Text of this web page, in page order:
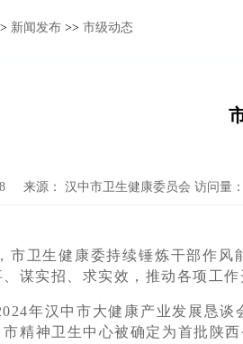
新闻发布 >> 市级动态
来源： 汉中市卫生健康委员会 访问量：
市卫生健康委持续锤炼干部作
谋实招、求实效，推动各项工作
年汉中市大健康产业发展恳
精神卫生中心被确定为首批陕